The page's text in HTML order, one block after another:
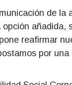
de
añadida,
reafirmar
por